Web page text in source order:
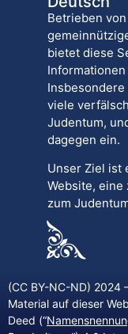
Betrieben
bietet diese
viele
Judentum,
dagegen ein.
Unser Ziel ist
Website,
zum
(CC BY-NC-ND) 2024
Material auf dieser
Deed (“